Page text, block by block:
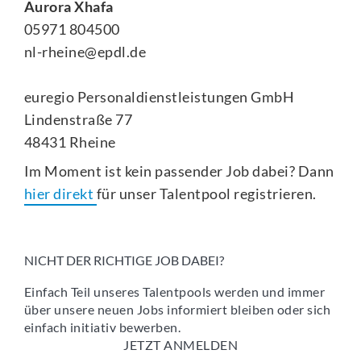
Aurora Xhafa
05971 804500
nl-rheine@epdl.de
euregio Personaldienstleistungen GmbH
Lindenstraße 77
48431 Rheine
Im Moment ist kein passender Job dabei? Dann
hier direkt für unser Talentpool registrieren.
NICHT DER RICHTIGE JOB DABEI?
Einfach Teil unseres Talentpools werden und immer
über unsere neuen Jobs informiert bleiben oder sich
einfach initiativ bewerben.
JETZT ANMELDEN